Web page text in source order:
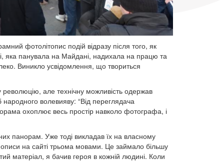
фотолітопис подій відразу після того, як
яка панувала на Майдані, надихала на працю та
Виникло усвідомлення, що твориться
але технічну можливість одержав
волевияву: “Від переглядача
охоплює весь простір навколо фотографа, і
панорам. Уже тоді викладав їх на власному
на сайті трьома мовами. Це займало більшу
матеріал, я бачив героя в кожній людині. Коли